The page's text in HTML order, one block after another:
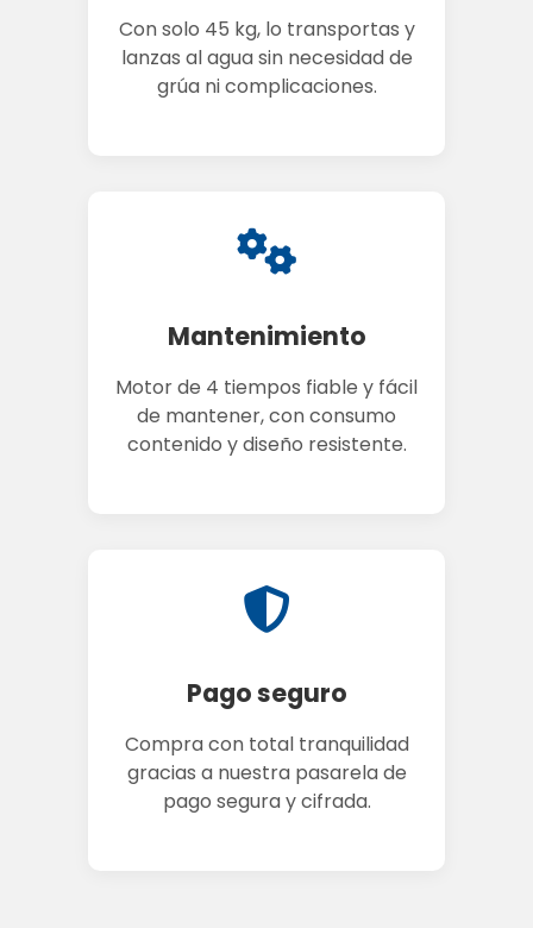
Con solo 45 kg, lo transportas y
lanzas al agua sin necesidad de
grúa ni complicaciones.
Mantenimiento
Motor de 4 tiempos fiable y fácil
de mantener, con consumo
contenido y diseño resistente.
Pago seguro
Compra con total tranquilidad
gracias a nuestra pasarela de
pago segura y cifrada.